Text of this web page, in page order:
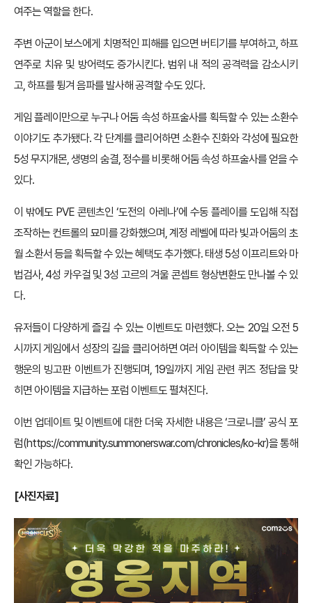
여주는 역할을 한다.
주변 아군이 보스에게 치명적인 피해를 입으면 버티기를 부여하고, 하프
연주로 치유 및 방어력도 증가시킨다. 범위 내 적의 공격력을 감소시키
고, 하프를 튕겨 음파를 발사해 공격할 수도 있다.
게임 플레이만으로 누구나 어둠 속성 하프술사를 획득할 수 있는 소환수
이야기도 추가됐다. 각 단계를 클리어하면 소환수 진화와 각성에 필요한
5성 무지개몬, 생명의 숨결, 정수를 비롯해 어둠 속성 하프술사를 얻을 수
있다.
이 밖에도 PVE 콘텐츠인 ‘도전의 아레나’에 수동 플레이를 도입해 직접
조작하는 컨트롤의 묘미를 강화했으며, 계정 레벨에 따라 빛과 어둠의 초
월 소환서 등을 획득할 수 있는 혜택도 추가했다. 태생 5성 이프리트와 마
법검사, 4성 카우걸 및 3성 고르의 겨울 콘셉트 형상변환도 만나볼 수 있
다.
유저들이 다양하게 즐길 수 있는 이벤트도 마련했다. 오는 20일 오전 5
시까지 게임에서 성장의 길을 클리어하면 여러 아이템을 획득할 수 있는
행운의 빙고판 이벤트가 진행되며, 19일까지 게임 관련 퀴즈 정답을 맞
히면 아이템을 지급하는 포럼 이벤트도 펼쳐진다.
이번 업데이트 및 이벤트에 대한 더욱 자세한 내용은 ‘크로니클’ 공식 포
럼(https://community.summonerswar.com/chronicles/ko-kr)을 통해
확인 가능하다.
[사진자료]